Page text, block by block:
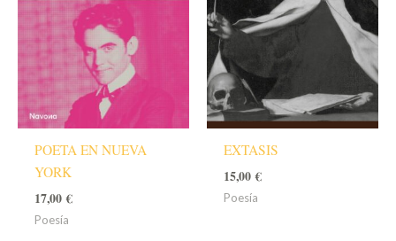
POETA EN NUEVA
YORK
17,00€
Poesía
EXTASIS
15,00€
Poesía